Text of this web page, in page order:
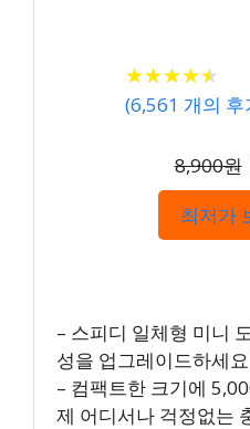
★★★★★
★★★★★
(6,561 개의 후
8,900원
최저가
– 스피디 일체형 미니
성을 업그레이드하세
– 컴팩트한 크기에
제 어디서나 걱정없는